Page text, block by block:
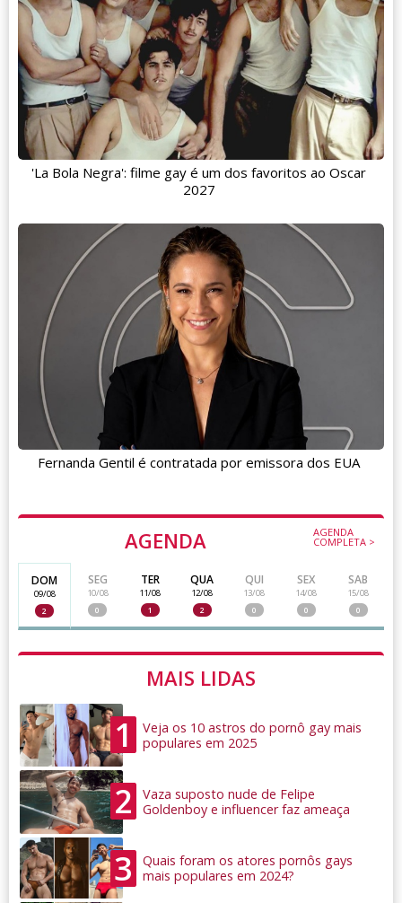
AGENDA AGENDA
COMPLETA >
DOM
09/08
2
SEG
10/08
0
TER
11/08
1
QUA
12/08
2
QUI
13/08
0
SEX
14/08
0
SAB
15/08
0
MAIS LIDAS
1
Veja os 10 astros do pornô gay mais
populares em 2025
2
Vaza suposto nude de Felipe
Goldenboy e influencer faz ameaça
3
Quais foram os atores pornôs gays
mais populares em 2024?
'La Bola Negra': filme gay é um dos favoritos ao Oscar
2027
Fernanda Gentil é contratada por emissora dos EUA